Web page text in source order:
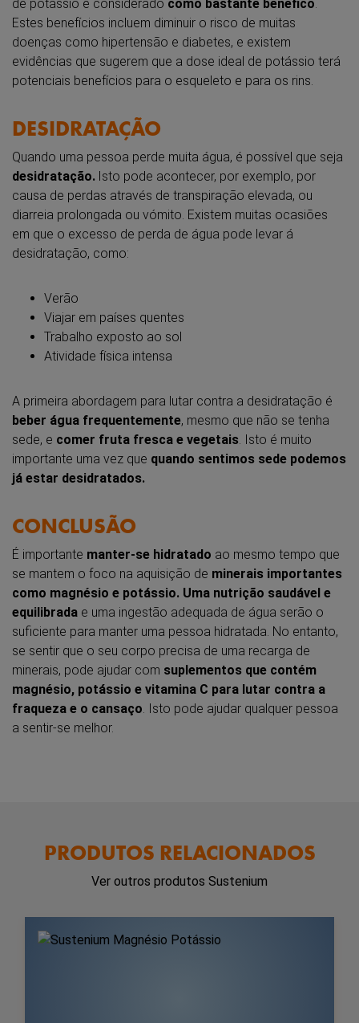
de potássio é considerado como bastante benéfico.
Estes benefícios incluem diminuir o risco de muitas
doenças como hipertensão e diabetes, e existem
evidências que sugerem que a dose ideal de potássio terá
potenciais benefícios para o esqueleto e para os rins.
DESIDRATAÇÃO
Quando uma pessoa perde muita água, é possível que seja
desidratação. Isto pode acontecer, por exemplo, por
causa de perdas através de transpiração elevada, ou
diarreia prolongada ou vómito. Existem muitas ocasiões
em que o excesso de perda de água pode levar á
desidratação, como:
Verão
Viajar em países quentes
Trabalho exposto ao sol
Atividade física intensa
A primeira abordagem para lutar contra a desidratação é
beber água frequentemente, mesmo que não se tenha
sede, e comer fruta fresca e vegetais. Isto é muito
importante uma vez que quando sentimos sede podemos
já estar desidratados.
CONCLUSÃO
É importante manter-se hidratado ao mesmo tempo que
se mantem o foco na aquisição de minerais importantes
como magnésio e potássio. Uma nutrição saudável e
equilibrada e uma ingestão adequada de água serão o
suficiente para manter uma pessoa hidratada. No entanto,
se sentir que o seu corpo precisa de uma recarga de
minerais, pode ajudar com suplementos que contém
magnésio, potássio e vitamina C para lutar contra a
fraqueza e o cansaço. Isto pode ajudar qualquer pessoa
a sentir-se melhor.
PRODUTOS RELACIONADOS
Ver outros produtos Sustenium